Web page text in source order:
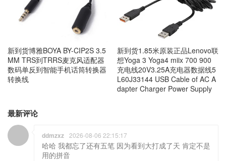
新到货博雅BOYA BY-CIP2S 3.5
MM TRS到TRRS麦克风适配器
数码单反到智能手机话筒转换器
转换线
新到货1.85米原装正品Lenovo联
想Yoga 3 Yoga4 miix 700 900
充电线20V3.25A充电器数据线5
L60J33144 USB Cable of AC A
dapter Charger Power Supply
最新评论
ddmzxz 2026-08-06 22:15:17
哈哈 我都忘了还有五笔 因为看到大打成了天 肯定不是
用的拼音